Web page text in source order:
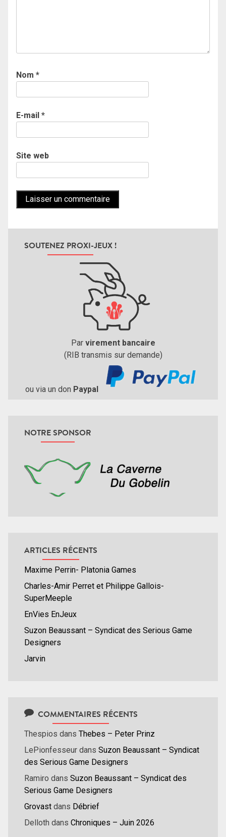
Nom *
E-mail *
Site web
SOUTENEZ PROXI-JEUX !
Par virement bancaire
(RIB transmis sur demande)
ou via un don Paypal
NOTRE SPONSOR
ARTICLES RÉCENTS
Maxime Perrin- Platonia Games
Charles-Amir Perret et Philippe Gallois-
SuperMeeple
EnVies EnJeux
Suzon Beaussant – Syndicat des Serious Game
Designers
Jarvin
COMMENTAIRES RÉCENTS
Thespios dans Thebes – Peter Prinz
LePionfesseur dans Suzon Beaussant – Syndicat
des Serious Game Designers
Ramiro dans Suzon Beaussant – Syndicat des
Serious Game Designers
Grovast dans Débrief
Delloth dans Chroniques – Juin 2026